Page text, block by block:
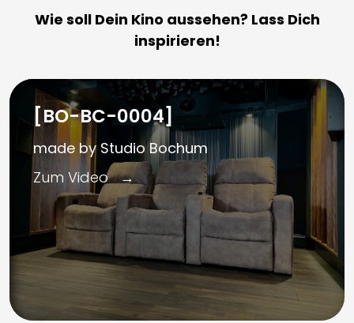
Wie soll Dein Kino aussehen? Lass Dich
inspirieren!
[BO-BC-0004]
made by Studio Bochum
Zum Video